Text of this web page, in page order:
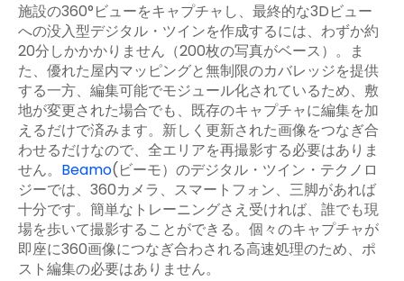
施設の360°ビューをキャプチャし、最終的な3Dビュー
への没入型デジタル・ツインを作成するには、わずか約
20分しかかかりません（200枚の写真がベース）。ま
た、優れた屋内マッピングと無制限のカバレッジを提供
する一方、編集可能でモジュール化されているため、敷
地が変更された場合でも、既存のキャプチャに編集を加
えるだけで済みます。新しく更新された画像をつなぎ合
わせるだけなので、全エリアを再撮影する必要はありま
せん。 Beamo(ビーモ）のデジタル・ツイン・テクノロ
ジーでは、360カメラ、スマートフォン、三脚があれば
十分です。簡単なトレーニングさえ受ければ、誰でも現
場を歩いて撮影することができる。個々のキャプチャが
即座に360画像につなぎ合わされる高速処理のため、ポ
スト編集の必要はありません。